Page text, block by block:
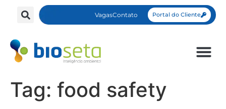
VagasContato Portal do Cliente
Tag: food safety